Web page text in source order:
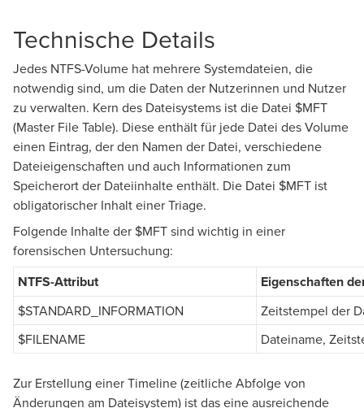
Technische Details
Jedes NTFS-Volume hat mehrere Systemdateien, die
notwendig sind, um die Daten der Nutzerinnen und Nutzer
zu verwalten. Kern des Dateisystems ist die Datei $MFT
(Master File Table). Diese enthält für jede Datei des Volume
einen Eintrag, der den Namen der Datei, verschiedene
Dateieigenschaften und auch Informationen zum
Speicherort der Dateiinhalte enthält. Die Datei $MFT ist
obligatorischer Inhalt einer Triage.
Folgende Inhalte der $MFT sind wichtig in einer
forensischen Untersuchung:
NTFS-Attribut Eigenschaften
$STANDARD_INFORMATION
Zeitstempel der
$FILENAME
Dateiname,
Zur Erstellung einer Timeline (zeitliche Abfolge von
Änderungen am Dateisystem) ist das eine ausreichende